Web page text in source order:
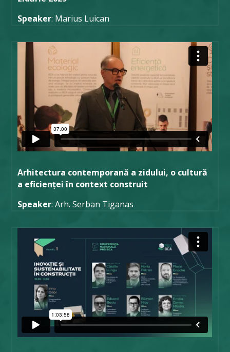
Speaker: Marius Luican
Arhitectura contemporană a zidului, o cultură
a eficienței în context construit
Speaker: Arh. Serban Tiganas